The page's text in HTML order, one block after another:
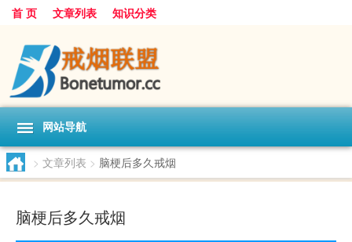
首 页 文章列表 知识分类
网站导航
> 文章列表 > 脑梗后多久戒烟
脑梗后多久戒烟